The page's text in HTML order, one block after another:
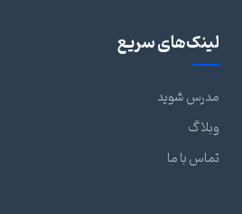
لینک‌های سریع
مدرس شوید
وبلاگ
تماس با ما